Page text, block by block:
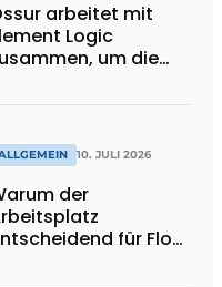
arbeitet mit
Logic
um die
10. JULI 2026
der
für Flow,